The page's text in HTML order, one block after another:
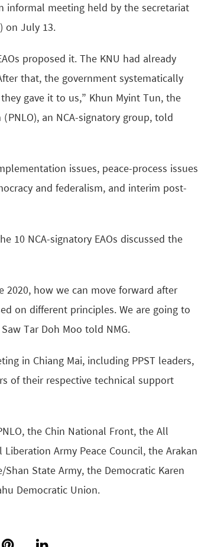
informal meeting held by the secretariat
on July 13.
proposed it. The KNU had already
that, the government systematically
gave it to us,” Khun Myint Tun, the
an NCA-signatory group, told
issues, peace-process issues
and federalism, and interim post-
10 NCA-signatory EAOs discussed the
how we can move forward after
on different principles. We are going to
Tar Doh Moo told NMG.
in Chiang Mai, including PPST leaders,
of their respective technical support
the Chin National Front, the All
Army Peace Council, the Arakan
State Army, the Democratic Karen
Democratic Union.